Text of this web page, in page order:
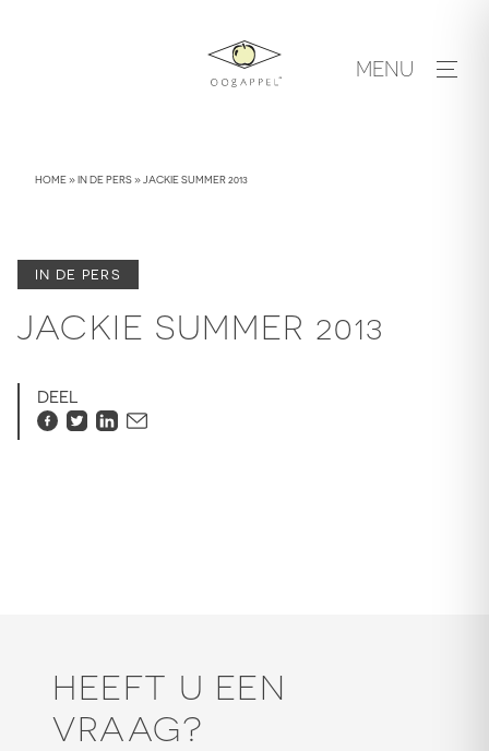
MENU
HOME»IN DE PERS»JACKIE SUMMER 2013
IN DE PERS
JACKIE SUMMER 2013
DEEL
HEEFT U EEN
VRAAG?